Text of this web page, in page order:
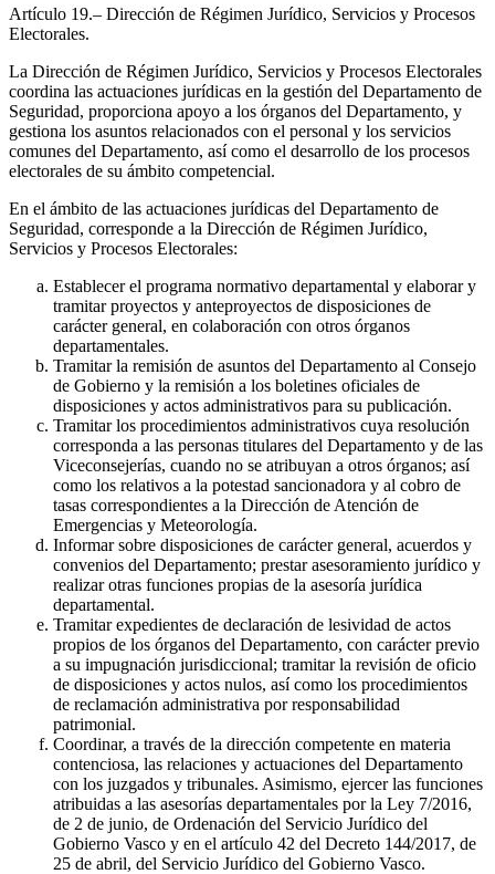
Artículo 19.– Dirección de Régimen Jurídico, Servicios y Procesos
Electorales.
La Dirección de Régimen Jurídico, Servicios y Procesos Electorales
coordina las actuaciones jurídicas en la gestión del Departamento de
Seguridad, proporciona apoyo a los órganos del Departamento, y
gestiona los asuntos relacionados con el personal y los servicios
comunes del Departamento, así como el desarrollo de los procesos
electorales de su ámbito competencial.
En el ámbito de las actuaciones jurídicas del Departamento de
Seguridad, corresponde a la Dirección de Régimen Jurídico,
Servicios y Procesos Electorales:
Establecer el programa normativo departamental y elaborar y
tramitar proyectos y anteproyectos de disposiciones de
carácter general, en colaboración con otros órganos
departamentales.
Tramitar la remisión de asuntos del Departamento al Consejo
de Gobierno y la remisión a los boletines oficiales de
disposiciones y actos administrativos para su publicación.
Tramitar los procedimientos administrativos cuya resolución
corresponda a las personas titulares del Departamento y de las
Viceconsejerías, cuando no se atribuyan a otros órganos; así
como los relativos a la potestad sancionadora y al cobro de
tasas correspondientes a la Dirección de Atención de
Emergencias y Meteorología.
Informar sobre disposiciones de carácter general, acuerdos y
convenios del Departamento; prestar asesoramiento jurídico y
realizar otras funciones propias de la asesoría jurídica
departamental.
Tramitar expedientes de declaración de lesividad de actos
propios de los órganos del Departamento, con carácter previo
a su impugnación jurisdiccional; tramitar la revisión de oficio
de disposiciones y actos nulos, así como los procedimientos
de reclamación administrativa por responsabilidad
patrimonial.
Coordinar, a través de la dirección competente en materia
contenciosa, las relaciones y actuaciones del Departamento
con los juzgados y tribunales. Asimismo, ejercer las funciones
atribuidas a las asesorías departamentales por la Ley 7/2016,
de 2 de junio, de Ordenación del Servicio Jurídico del
Gobierno Vasco y en el artículo 42 del Decreto 144/2017, de
25 de abril, del Servicio Jurídico del Gobierno Vasco.